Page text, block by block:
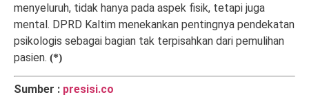
menyeluruh, tidak hanya pada aspek fisik, tetapi juga
mental. DPRD Kaltim menekankan pentingnya pendekatan
psikologis sebagai bagian tak terpisahkan dari pemulihan
pasien. (*)
Sumber : presisi.co